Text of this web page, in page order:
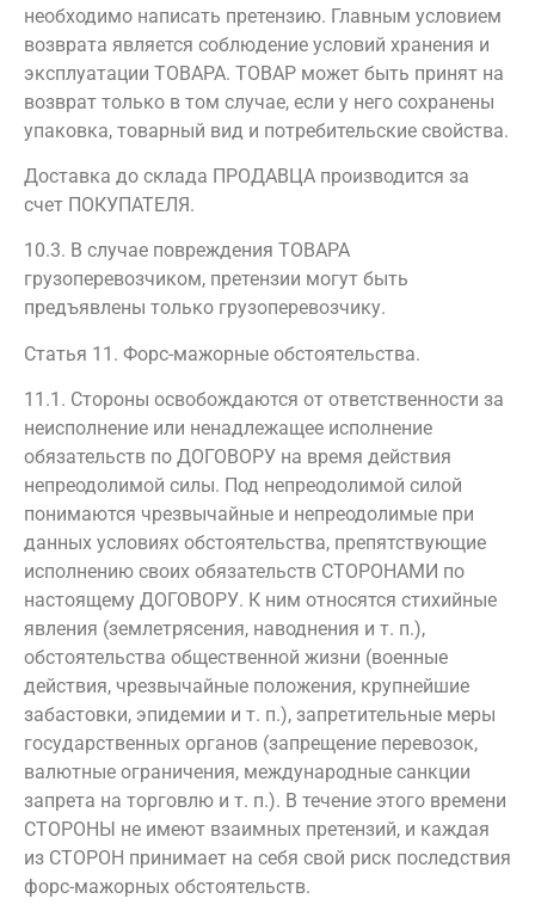
необходимо написать претензию. Главным условием
возврата является соблюдение условий хранения и
эксплуатации ТОВАРА. ТОВАР может быть принят на
возврат только в том случае, если у него сохранены
упаковка, товарный вид и потребительские свойства.
Доставка до склада ПРОДАВЦА производится за
счет ПОКУПАТЕЛЯ.
10.3. В случае повреждения ТОВАРА
грузоперевозчиком, претензии могут быть
предъявлены только грузоперевозчику.
Статья 11. Форс-мажорные обстоятельства.
11.1. Стороны освобождаются от ответственности за
неисполнение или ненадлежащее исполнение
обязательств по ДОГОВОРУ на время действия
непреодолимой силы. Под непреодолимой силой
понимаются чрезвычайные и непреодолимые при
данных условиях обстоятельства, препятствующие
исполнению своих обязательств СТОРОНАМИ по
настоящему ДОГОВОРУ. К ним относятся стихийные
явления (землетрясения, наводнения и т. п.),
обстоятельства общественной жизни (военные
действия, чрезвычайные положения, крупнейшие
забастовки, эпидемии и т. п.), запретительные меры
государственных органов (запрещение перевозок,
валютные ограничения, международные санкции
запрета на торговлю и т. п.). В течение этого времени
СТОРОНЫ не имеют взаимных претензий, и каждая
из СТОРОН принимает на себя свой риск последствия
форс-мажорных обстоятельств.